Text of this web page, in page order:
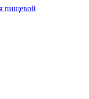
пищевой